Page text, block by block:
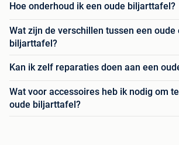
Hoe onderhoud ik een oude biljarttafel?
Wat zijn de verschillen tussen een oude
biljarttafel?
Kan ik zelf reparaties doen aan een
Wat voor accessoires heb ik nodig om
oude biljarttafel?